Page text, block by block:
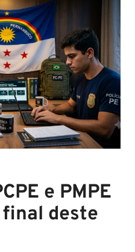
e PMPE
deste